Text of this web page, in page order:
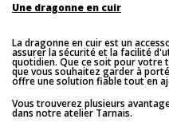
Une dragonne en cuir
La dragonne en cuir est un
assurer la sécurité et la facilité
quotidien. Que ce soit pour votre
que vous souhaitez garder à
offre une solution fiable tout en
Vous trouverez plusieurs
dans notre atelier Tarnais.